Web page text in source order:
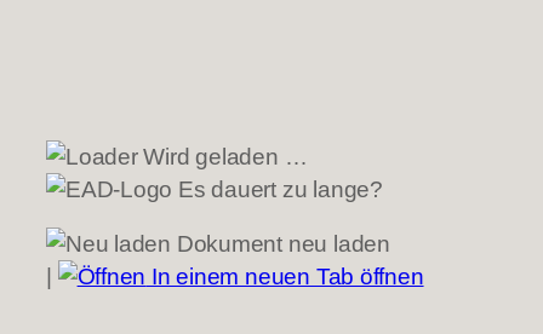
Wird geladen …
Es dauert zu lange?
Dokument neu laden
In einem neuen Tab öffnen